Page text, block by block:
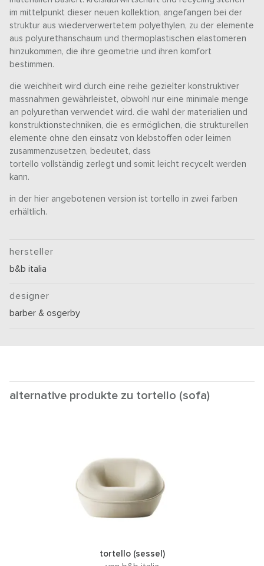
im mittelpunkt dieser neuen kollektion, angefangen bei der
struktur aus wiederverwertetem polyethylen, zu der elemente
aus polyurethanschaum und thermoplastischen elastomeren
hinzukommen, die ihre geometrie und ihren komfort
bestimmen.
die weichheit wird durch eine reihe gezielter konstruktiver
massnahmen gewährleistet, obwohl nur eine minimale menge
an polyurethan verwendet wird. die wahl der materialien und
konstruktionstechniken, die es ermöglichen, die strukturellen
elemente ohne den einsatz von klebstoffen oder leimen
zusammenzusetzen, bedeutet, dass
tortello vollständig zerlegt und somit leicht recycelt werden
kann.
in der hier angebotenen version ist tortello in zwei farben
erhältlich.
hersteller
b&b italia
designer
barber & osgerby
alternative produkte zu tortello (sofa)
tortello (sessel)